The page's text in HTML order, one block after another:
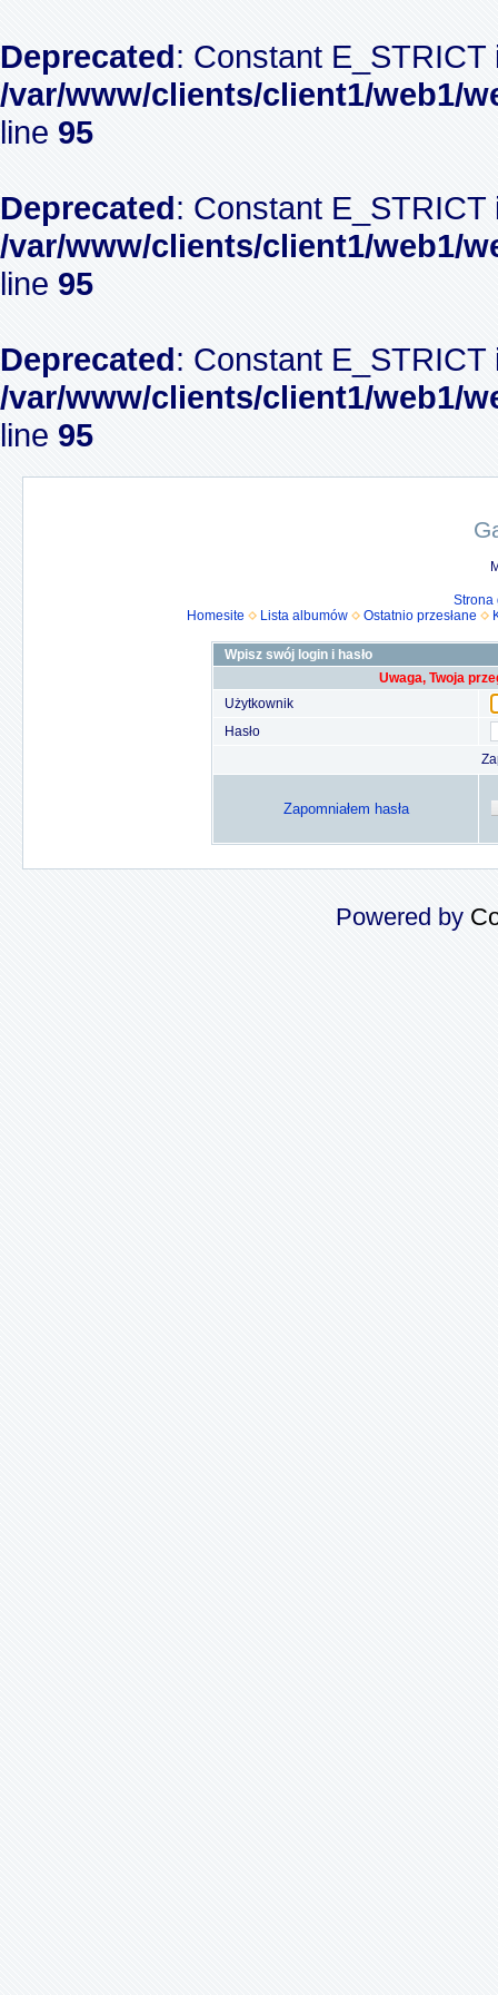
Deprecated: Constant
/var/www/clients/client1/web1/
line 95
Deprecated: Constant
/var/www/clients/client1/web1/
line 95
Deprecated: Constant
/var/www/clients/client1/web1/
line 95
Strona
Homesite
Lista albumów Ostatnio przesłane
Wpisz swój login i hasło
Uwaga, Twoja
Użytkownik
Hasło
Zapomniałem hasła
Powered by